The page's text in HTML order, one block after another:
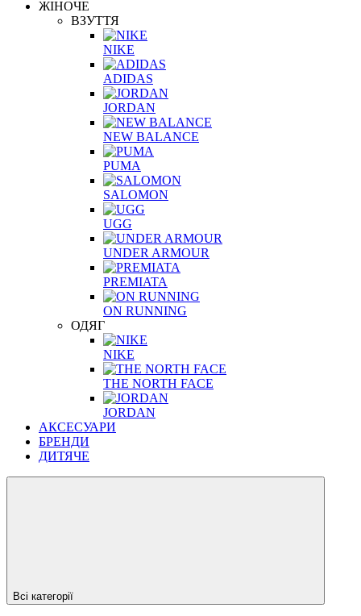
ЖІНОЧЕ
ВЗУТТЯ
NIKE
ADIDAS
JORDAN
NEW BALANCE
PUMA
SALOMON
UGG
UNDER ARMOUR
PREMIATA
ON RUNNING
ОДЯГ
NIKE
THE NORTH FACE
JORDAN
АКСЕСУАРИ
БРЕНДИ
ДИТЯЧЕ
Всі категорії